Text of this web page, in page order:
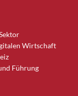
Wirtschaft
Führung